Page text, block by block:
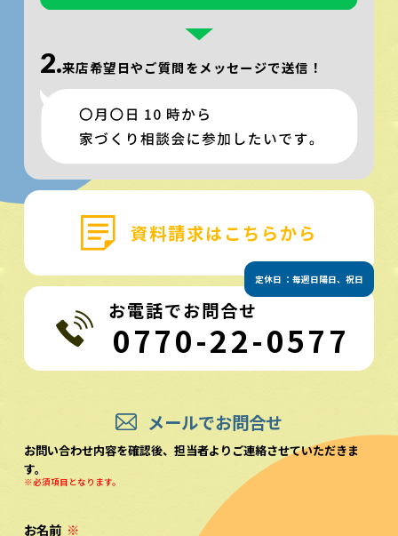
2.来店希望日やご質問をメッセージで送信！
資料請求はこちらから
定休日 ：毎週日陽日、祝日
お電話でお問合せ
0770-22-0577
メールでお問合せ
お問い合わせ内容を確認後、担当者よりご連絡させていただきま
す。
※必須項目となります。
お名前 ※